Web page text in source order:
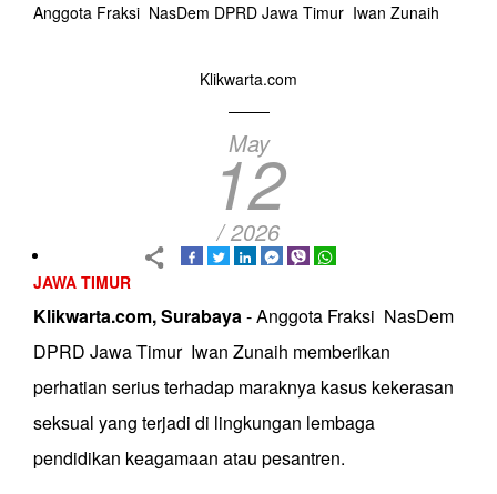
Anggota Fraksi NasDem DPRD Jawa Timur Iwan Zunaih
Klikwarta.com
May
12
/ 2026
JAWA TIMUR
Klikwarta.com, Surabaya- Anggota Fraksi NasDem
DPRD Jawa Timur Iwan Zunaih memberikan
perhatian serius terhadap maraknya kasus kekerasan
seksual yang terjadi di lingkungan lembaga
pendidikan keagamaan atau pesantren.